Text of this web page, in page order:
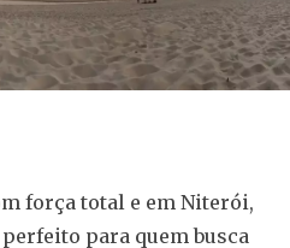
força total e em Niterói,
para quem busca